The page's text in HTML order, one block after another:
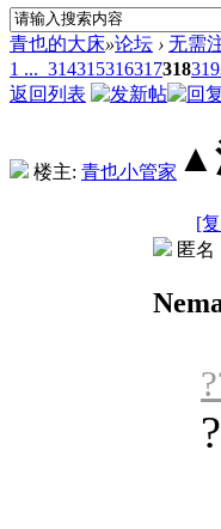
青也的大床»论坛 › 无需
1 ... 314315316317318319
返回列表
楼主: 青也小管家 ▲
[
匿名